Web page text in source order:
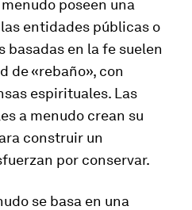
poseen una
entidades públicas o
basadas en la fe suelen
de «rebaño», con
espirituales. Las
a menudo crean su
construir un
por conservar.
se basa en una